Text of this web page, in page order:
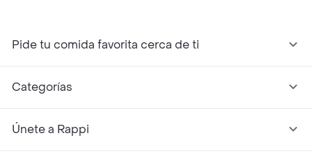
Pide tu comida favorita cerca de ti
Categorías
Únete a Rappi